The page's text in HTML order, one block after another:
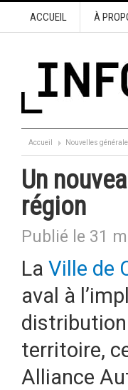
ACCUEIL À
Accueil Nouvelles
Un
région
Publié le 31
La Ville de
aval à
territoire,
Alliance